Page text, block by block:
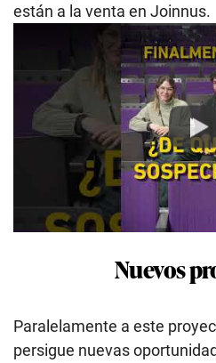
están a la venta en Joinnus.
Play
Nuevos
Paralelamente a este
persigue nuevas